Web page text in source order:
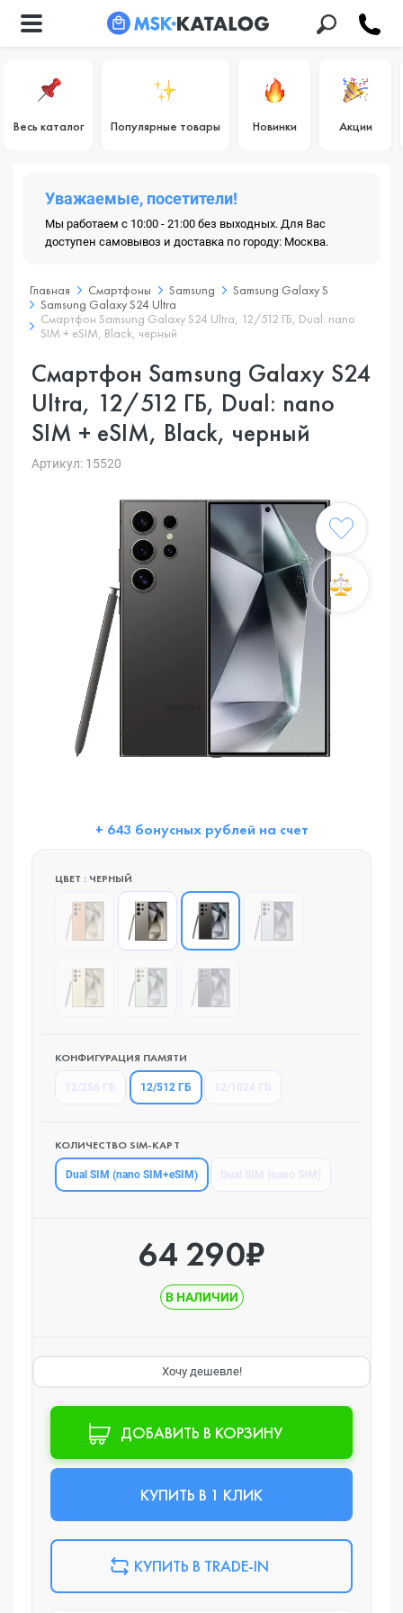
Весь каталог Популярные товары Новинки Акции
Уважаемые, посетители!
Мы работаем с 10:00 - 21:00 без выходных. Для Вас
доступен самовывоз и доставка по городу: Москва.
Главная Смартфоны Samsung
Samsung Galaxy S
Samsung Galaxy S24 Ultra
Смартфон Samsung Galaxy S24 Ultra, 12/512 ГБ, Dual: nano
SIM + eSIM, Black, черный
Смартфон Samsung Galaxy S24
Ultra, 12/512 ГБ, Dual: nano
SIM + eSIM, Black, черный
Артикул: 15520
+ 643 бонусных рублей на счет
ЦВЕТ : ЧЕРНЫЙ
КОНФИГУРАЦИЯ ПАМЯТИ
12/512 ГБ
КОЛИЧЕСТВО SIM-КАРТ
Dual SIM (nano SIM+eSIM)
64 290₽
В НАЛИЧИИ
Хочу дешевле!
ДОБАВИТЬ В КОРЗИНУ
КУПИТЬ В 1 КЛИК
КУПИТЬ В TRADE-IN